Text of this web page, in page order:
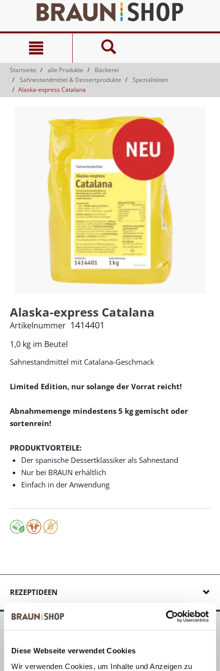
Diese Webseite verwendet Cookies
Wir verwenden Cookies, um Inhalte und Anzeigen zu
springen
Navigationsmenü
springen
Startseite alle Produkte
Bäckerei
Sahnestandmittel & Dessertprodukte
Spezialitäten
Alaska-express Catalana
Alaska-express Catalana
1,0 kg im Beutel
Artikelnummer 1414401
Sahnestandmittel mit Catalana-Geschmack
Limited Edition, nur solange der Vorrat reicht!
Abnahmemenge mindestens 5 kg gemischt oder
sortenrein!
PRODUKTVORTEILE:
Der spanische Dessertklassiker als Sahnestand
Nur bei BRAUN erhältlich
Einfach in der Anwendung
REZEPTIDEEN